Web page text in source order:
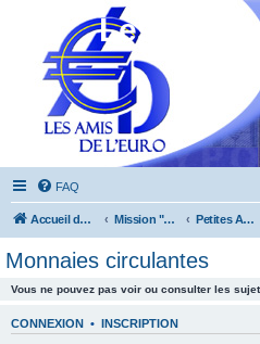
Les Amis
FAQ
Accueil du forum Mission "Animation" Petites Annonces
Monnaies circulantes
Vous ne pouvez pas voir ou consulter les
CONNEXION • INSCRIPTION